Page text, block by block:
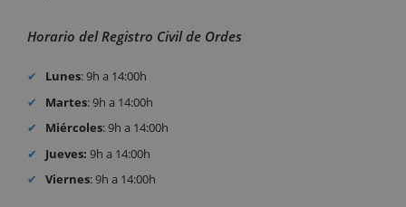
Horario del Registro Civil de Ordes
Lunes: 9h a 14:00h
Martes: 9h a 14:00h
Miércoles: 9h a 14:00h
Jueves: 9h a 14:00h
Viernes: 9h a 14:00h